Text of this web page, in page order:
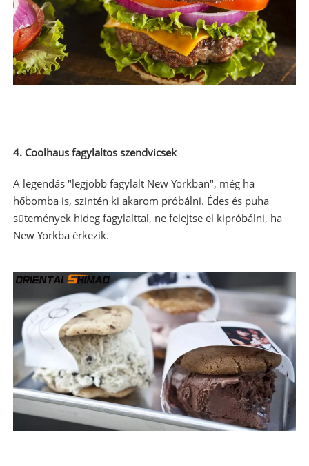
4. Coolhaus fagylaltos szendvicsek
A legendás "legjobb fagylalt New Yorkban", még ha
hőbomba is, szintén ki akarom próbálni. Édes és puha
sütemények hideg fagylalttal, ne felejtse el kipróbálni, ha
New Yorkba érkezik.